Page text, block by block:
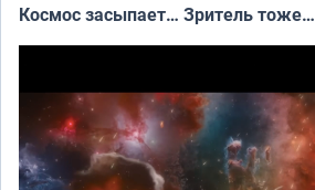
Космос засыпает… Зритель тоже…